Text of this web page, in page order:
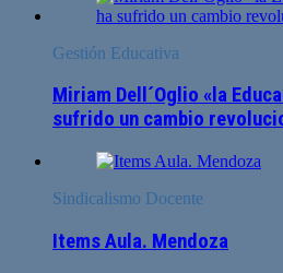
Gestión Educativa
Miriam Dell´Oglio «la
sufrido un cambio
Sindicalismo Docente
Items Aula. Mendoza